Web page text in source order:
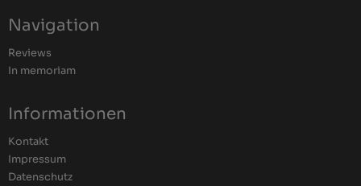
Navigation
Reviews
In memoriam
Informationen
Kontakt
Impressum
Datenschutz